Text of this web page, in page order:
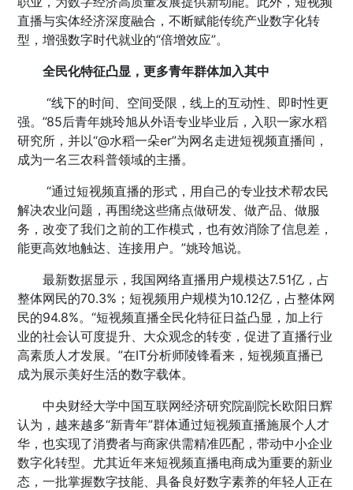
直播与实体经济深度融合，不断赋能传统产业数字化转
型，增强数字时代就业的“倍增效应”。
全民化特征凸显，更多青年群体加入其中
“线下的时间、空间受限，线上的互动性、即时性更
强。”85后青年姚玲旭从外语专业毕业后，入职一家水稻
研究所，并以“@水稻一朵er”为网名走进短视频直播间，
成为一名三农科普领域的主播。
“通过短视频直播的形式，用自己的专业技术帮农民
解决农业问题，再围绕这些痛点做研发、做产品、做服
务，改变了我们之前的工作模式，也有效消除了信息差，
能更高效地触达、连接用户。”姚玲旭说。
最新数据显示，我国网络直播用户规模达7.51亿，占
整体网民的70.3%；短视频用户规模为10.12亿，占整体网
民的94.8%。“短视频直播全民化特征日益凸显，加上行
业的社会认可度提升、大众观念的转变，促进了直播行业
高素质人才发展。”在IT分析师陵锋看来，短视频直播已
成为展示美好生活的数字载体。
中央财经大学中国互联网经济研究院副院长欧阳日辉
认为，越来越多“新青年”群体通过短视频直播施展个人才
华，也实现了消费者与商家供需精准匹配，带动中小企业
数字化转型。尤其近年来短视频直播电商成为重要的新业
态，一批掌握数字技能、具备良好数字素养的年轻人正在